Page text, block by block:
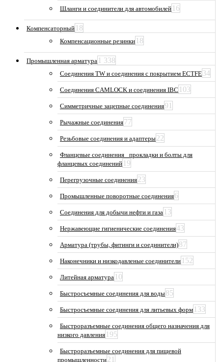
Шланги и соединители для автомобилей 16
Компенсаторный 18
Компенсационные резинки 18
Промышленная арматура 1 338
Соединения TW и соединения с покрытием ECTFE34
Соединения CAMLOCK и соединения IBC 103
Симметричные зацепные соединения91
Рычажные соединения77
Резьбовые соединения и адаптеры22
Фланцевые соединения_ прокладки и болты для
фланцевых соединений 19
Перегрузочные соединения23
Промышленные поворотные соединения6
Соединения для добычи нефти и газа 13
Нержавеющие гигиенические соединения43
Арматура (трубы, фитинги и соединители)87
Наконечники и низкодавленые соединители 152
Литейная арматура 10
Быстросъемные соединения для воды85
Быстросъемные соединения для литьевых форм 133
Быстроразъемные соединения общего назначения для
низкого давления 195
Быстроразъемные соединения для пищевой
промышленности21